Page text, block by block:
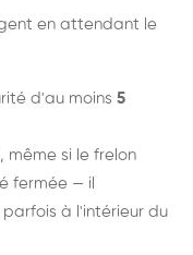
en attendant le
d'au moins 5
même si le frelon
fermée — il
à l'intérieur du